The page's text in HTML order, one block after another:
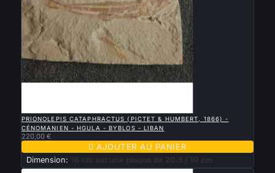
PRIONOLEPIS CATAPHRACTUS (PICTET & HUMBERT, 1866) -
CÉNOMANIEN - HGULA - BYBLOS - LIBAN
220,00 €
 AJOUTER AU PANIER
Dimension: 16 cm sur une plaque de 20.5 / 10 cm